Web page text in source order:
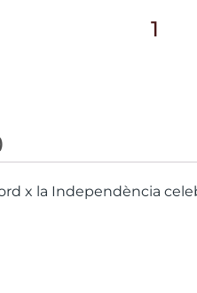
x la Independència